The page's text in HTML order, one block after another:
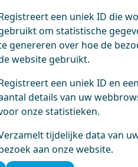
een uniek ID die
om statistische
genereren over hoe de
website gebruikt.
een uniek ID en
details van uw
onze statistieken.
tijdelijke data van
aan onze website.